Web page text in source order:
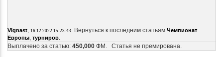
Vignast, 16 12 2022 15:23:43 . Вернуться к последним статьям Чемпионат
Европы, турниров.
Выплачено за статью: 450,000ФМ. Статья не премирована.